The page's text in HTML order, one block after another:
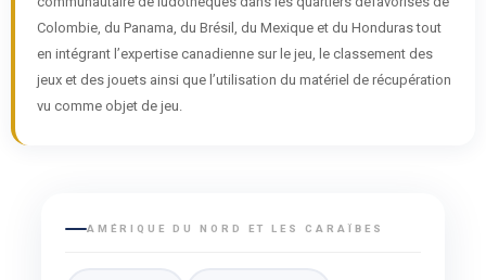
Colombie, du Panama, du Brésil, du Mexique et du Honduras tout
en intégrant l’expertise canadienne sur le jeu, le classement des
jeux et des jouets ainsi que l’utilisation du matériel de récupération
vu comme objet de jeu.
AMÉRIQUE DU NORD ET LES CARAÏBES